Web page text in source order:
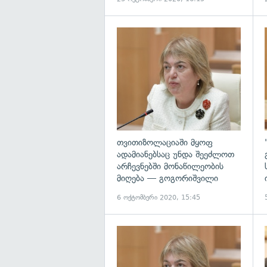
თვითიზოლაციაში მყოფ
ადამიანებსაც უნდა შეეძლოთ
არჩევნებში მონაწილეობის
მიღება — გოგორიშვილი
6 ოქტომბერი 2020, 15:45